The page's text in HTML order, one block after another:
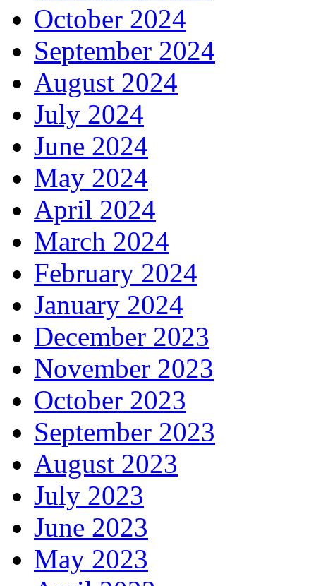
October 2024
September 2024
August 2024
July 2024
June 2024
May 2024
April 2024
March 2024
February 2024
January 2024
December 2023
November 2023
October 2023
September 2023
August 2023
July 2023
June 2023
May 2023